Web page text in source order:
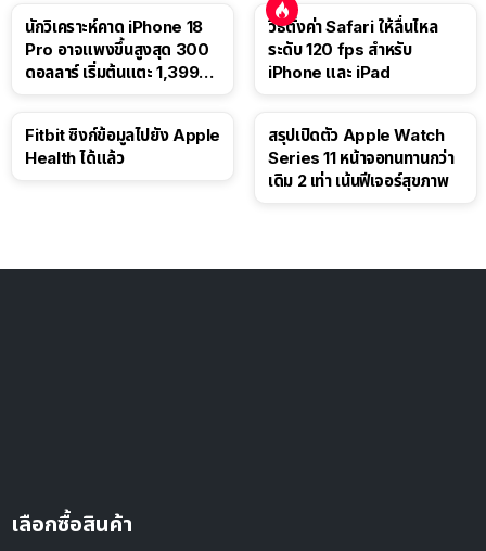
นักวิเคราะห์คาด iPhone 18
Pro อาจแพงขึ้นสูงสุด 300
ดอลลาร์ เริ่มต้นแตะ 1,399
วิธีตั้งค่า Safari ให้ลื่นไหล
ระดับ 120 fps สำหรับ
iPhone และ iPad
Fitbit ซิงก์ข้อมูลไปยัง Apple
Health ได้แล้ว
สรุปเปิดตัว Apple Watch
Series 11 หน้าจอทนทานกว่า
เดิม 2 เท่า เน้นฟีเจอร์สุขภาพ
เลือกซื้อสินค้า